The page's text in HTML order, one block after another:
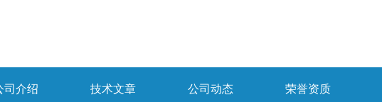
司介绍 技术文章 公司动态 荣誉资质